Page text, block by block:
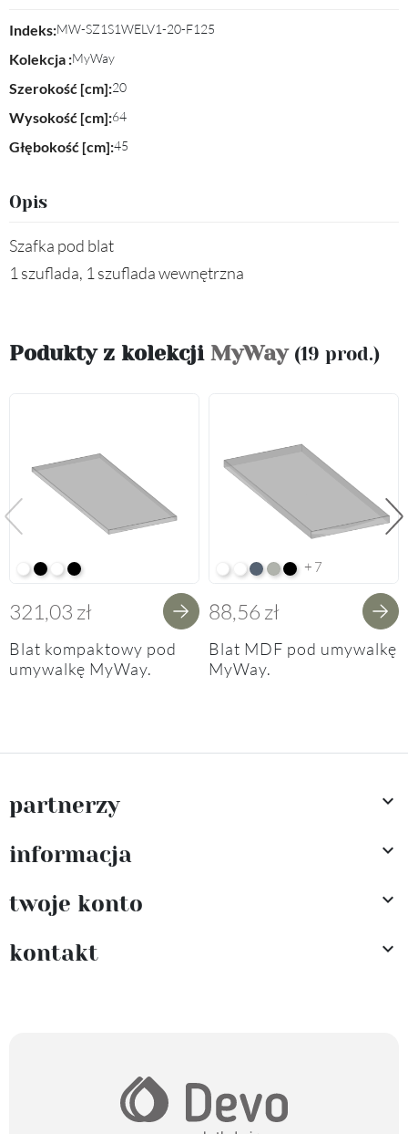
Indeks:MW-SZ1S1WELV1-20-F125
Kolekcja :MyWay
Szerokość [cm]:20
Wysokość [cm]:64
Głębokość [cm]:45
Opis
Szafka pod blat
1 szuflada, 1 szuflada wewnętrzna
Podukty z kolekcji MyWay (19 prod.)
Poprzedni
Alpine White K02
Black K16Alpine White Struktura K37
K14 Soft Black
321,03 zł
Blat kompaktowy pod
umywalkę MyWay.
Arctic White HG F01
Premium White Supermatt
Perfect Touch Parisian
Perfect Touch Stahlgrau
Czarny Mat Orchidea
+7
88,56 zł
Blat MDF pod umywalkę
MyWay.
partnerzy 
informacja 
twoje konto 
kontakt 